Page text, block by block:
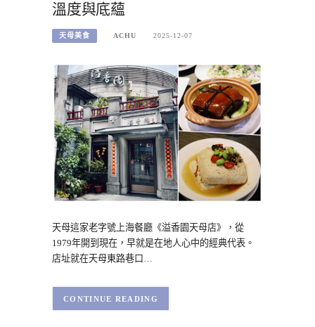
溫度與底蘊
天母美食 ACHU 2025-12-07
天母這家老字號上海餐廳《溢香園天母店》，從
1979年開到現在，早就是在地人心中的經典代表。
店址就在天母東路巷口…
CONTINUE READING